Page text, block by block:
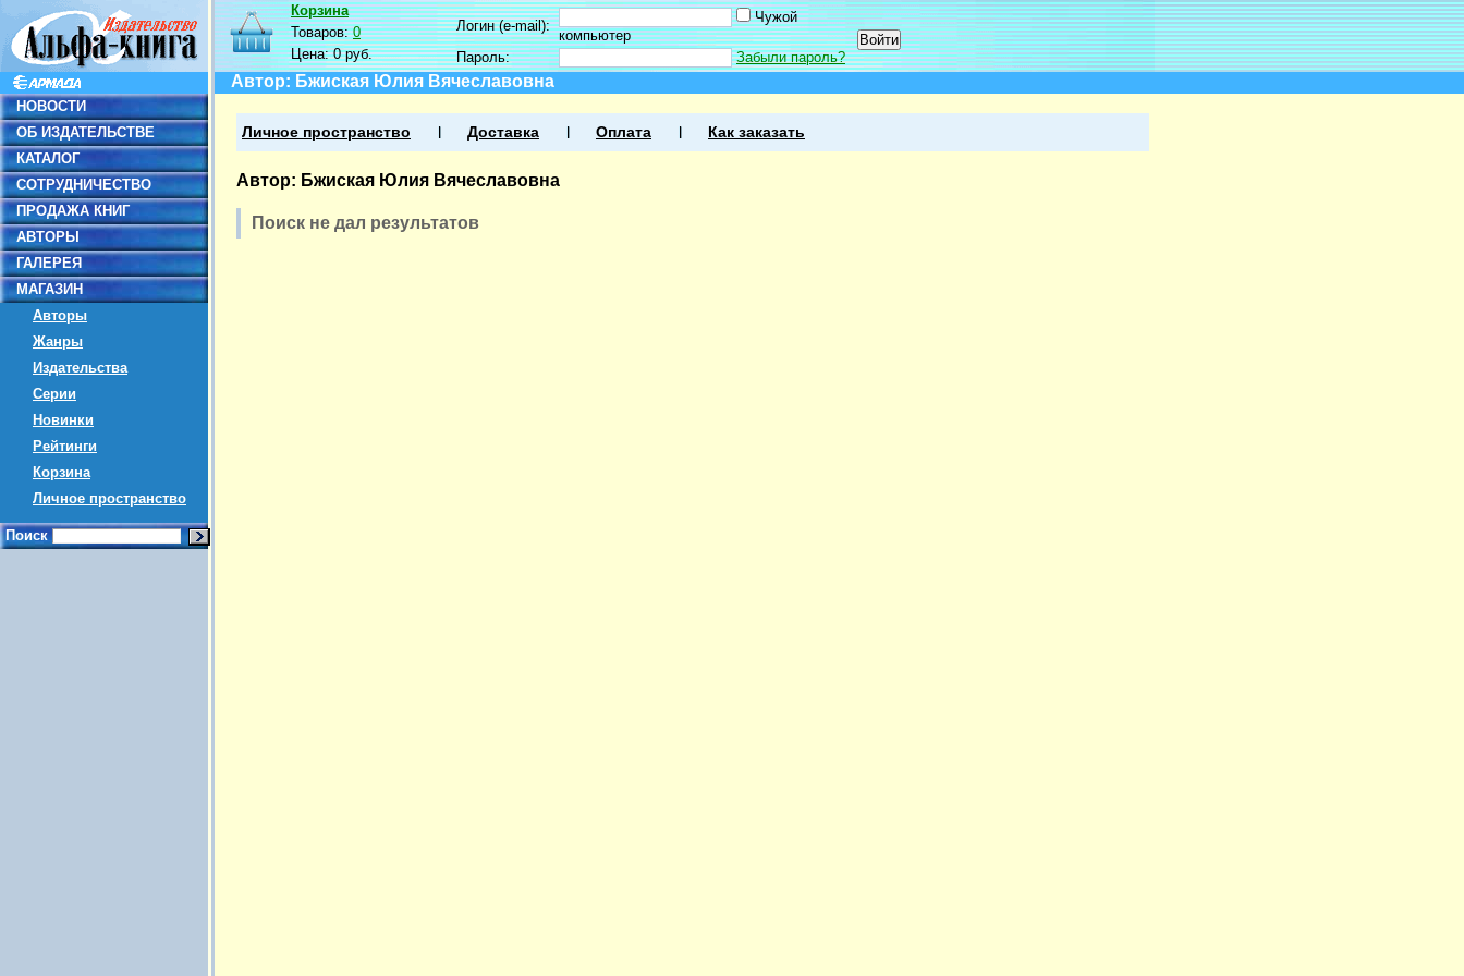
НОВОСТИ
ОБ ИЗДАТЕЛЬСТВЕ
КАТАЛОГ
СОТРУДНИЧЕСТВО
ПРОДАЖА КНИГ
АВТОРЫ
ГАЛЕРЕЯ
МАГАЗИН
Авторы
Жанры
Издательства
Серии
Новинки
Рейтинги
Корзина
Личное пространство
Поиск
Корзина
Товаров:0
Цена:0 руб.
Логин (e-mail):
Чужой
компьютер
Пароль:
Забыли пароль?
Автор: Бжиская Юлия Вячеславовна
Личное пространство Доставка Оплата Как заказать
Автор: Бжиская Юлия Вячеславовна
Поиск не дал результатов